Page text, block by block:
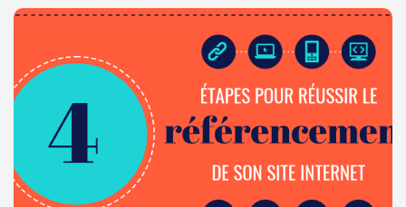
ET
ASTUCES
POUR
BIEN
DÉMARRER